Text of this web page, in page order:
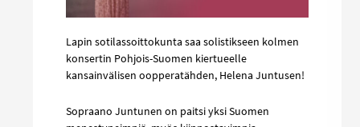
Lapin sotilassoittokunta saa solistikseen kolmen
konsertin Pohjois-Suomen kiertueelle
kansainvälisen oopperatähden, Helena Juntusen!
Sopraano Juntunen on paitsi yksi Suomen